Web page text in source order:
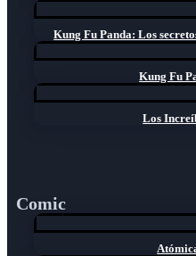
Kung Fu Panda: Los
Kung Fu
Los
Comic